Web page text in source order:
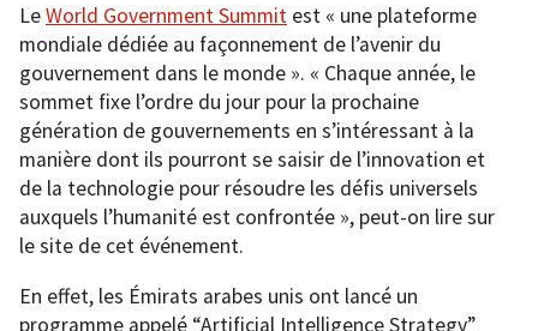
LeWorld Government Summit est « une plateforme
mondiale dédiée au façonnement de l’avenir du
gouvernement dans le monde ». « Chaque année, le
sommet fixe l’ordre du jour pour la prochaine
génération de gouvernements en s’intéressant à la
manière dont ils pourront se saisir de l’innovation et
de la technologie pour résoudre les défis universels
auxquels l’humanité est confrontée », peut-on lire sur
le site de cet événement.
En effet, les Émirats arabes unis ont lancé un
programme appelé “Artificial Intelligence Strategy”